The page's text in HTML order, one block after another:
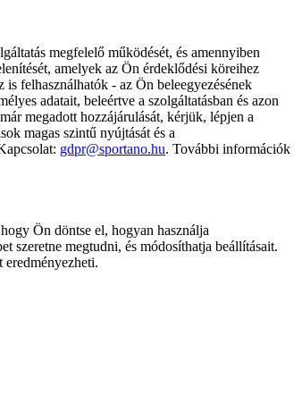
megfelelő működését, és amennyiben
amelyek az Ön érdeklődési köreihez
felhasználhatók - az Ön beleegyezésének
adatait, beleértve a szolgáltatásban és azon
megadott hozzájárulását, kérjük, lépjen a
magas szintű nyújtását és a
gdpr@sportano.hu. További információk
Ön döntse el, hogyan használja
szeretne megtudni, és módosíthatja beállításait.